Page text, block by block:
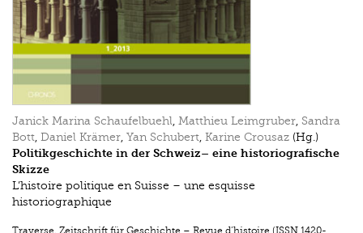
Janick Marina Schaufelbuehl, Matthieu Leimgruber, Sandra
Bott, Daniel Krämer, Yan Schubert, Karine Crousaz (Hg.)
Politikgeschichte in der Schweiz– eine historiografische
Skizze
L’histoire politique en Suisse – une esquisse
historiographique
Traverse. Zeitschrift für Geschichte – Revue d’histoire (ISSN 1420-